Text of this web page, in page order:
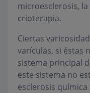
microesclerosis,
crioterapia.
Ciertas
varículas, si éstas
sistema principal
este sistema no
esclerosis